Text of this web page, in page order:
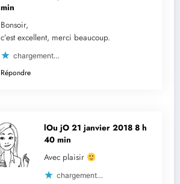
min
Bonsoir,
c’est excellent, merci beaucoup.
chargement…
Répondre
lOu jO 21 janvier 2018 8 h
40 min
Avec plaisir
chargement…